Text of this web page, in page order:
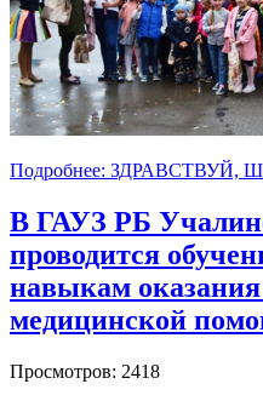
Подробнее: ЗДРАВСТВУЙ,
В ГАУЗ РБ
проводится
навыкам оказания
медицинской
Просмотров: 2418